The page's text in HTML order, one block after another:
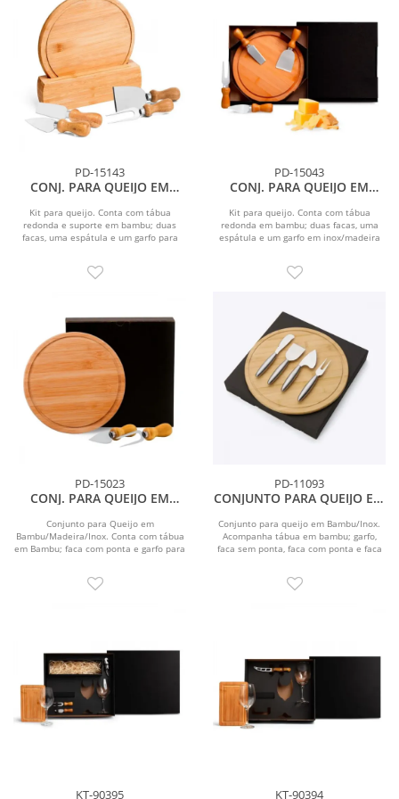
PD-15143
CONJ. PARA QUEIJO EM
CÓRDOBA - 6 PÇS
Kit para queijo. Conta com tábua
redonda e suporte em bambu; duas
facas, uma espátula e um garfo para
PD-15043
CONJ. PARA QUEIJO EM
PÇS
Kit para queijo. Conta com tábua
redonda em bambu; duas facas, uma
espátula e um garfo em inox/madeira
PD-15023
CONJ. PARA QUEIJO EM
Conjunto para Queijo em
Bambu/Madeira/Inox. Conta com tábua
em Bambu; faca com ponta e garfo para
PD-11093
CONJUNTO PARA QUEIJO EM
Conjunto para queijo em Bambu/Inox.
Acompanha tábua em bambu; garfo,
faca sem ponta, faca com ponta e faca
KT-90395 KT-90394